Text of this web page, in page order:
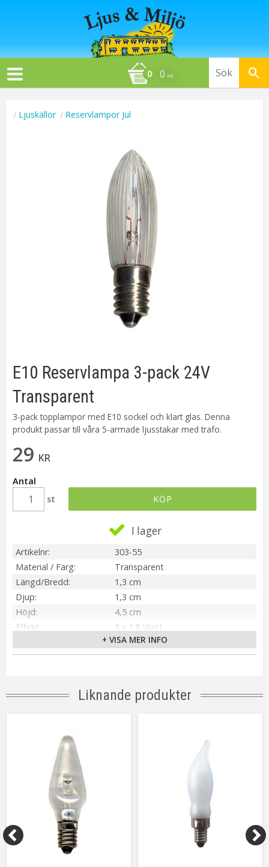
0 KR
Ljuskällor Reservlampor Jul
E10 Reservlampa 3-pack 24V
Transparent
3-pack topplampor med E10 sockel och klart glas. Denna
produkt passar till våra 5-armade ljusstakar med trafo.
29 KR
Antal
st
KÖP
I lager
Artikelnr
303-55
Material / Färg
Transparent
Längd/Bredd
1,3 cm
Djup
1,3 cm
Höjd
4,5 cm
Effekt
3 x 1.8 Watt
E10
Ljusfärg
Varmvit
Ja
Spänning Ljuskälla
24V
+ VISA MER INFO
Liknande produkter